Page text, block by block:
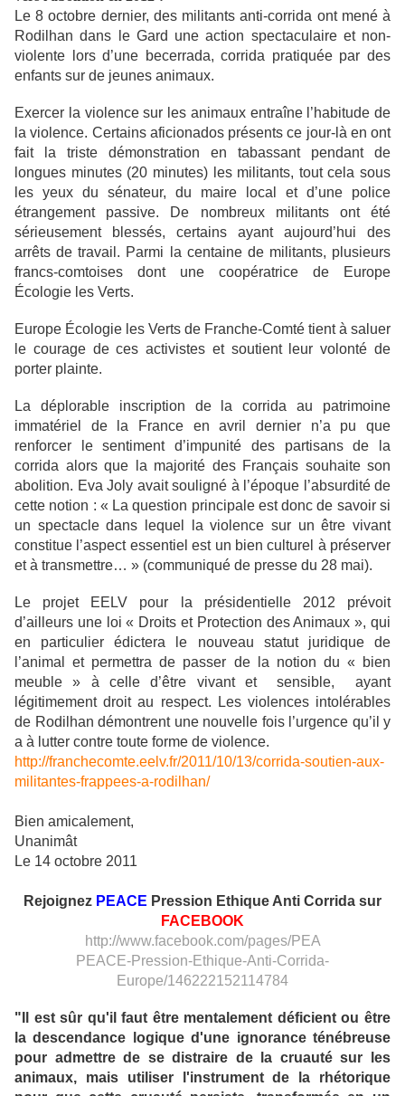
Le 8 octobre dernier, des militants anti-corrida ont mené à
Rodilhan dans le Gard une action spectaculaire et non-
violente lors d’une becerrada, corrida pratiquée par des
enfants sur de jeunes animaux.
Exercer la violence sur les animaux entraîne l’habitude de
la violence. Certains aficionados présents ce jour-là en ont
fait la triste démonstration en tabassant pendant de
longues minutes (20 minutes) les militants, tout cela sous
les yeux du sénateur, du maire local et d’une police
étrangement passive. De nombreux militants ont été
sérieusement blessés, certains ayant aujourd’hui des
arrêts de travail. Parmi la centaine de militants, plusieurs
francs-comtoises dont une coopératrice de Europe
Écologie les Verts.
Europe Écologie les Verts de Franche-Comté tient à saluer
le courage de ces activistes et soutient leur volonté de
porter plainte.
La déplorable inscription de la corrida au patrimoine
immatériel de la France en avril dernier n’a pu que
renforcer le sentiment d’impunité des partisans de la
corrida alors que la majorité des Français souhaite son
abolition. Eva Joly avait souligné à l’époque l’absurdité de
cette notion : « La question principale est donc de savoir si
un spectacle dans lequel la violence sur un être vivant
constitue l’aspect essentiel est un bien culturel à préserver
et à transmettre… » (communiqué de presse du 28 mai).
Le projet EELV pour la présidentielle 2012 prévoit
d’ailleurs une loi « Droits et Protection des Animaux », qui
en particulier édictera le nouveau statut juridique de
l’animal et permettra de passer de la notion du « bien
meuble » à celle d’être vivant et sensible, ayant
légitimement droit au respect. Les violences intolérables
de Rodilhan démontrent une nouvelle fois l’urgence qu’il y
a à lutter contre toute forme de violence.
http://franchecomte.eelv.fr/2011/10/13/corrida-soutien-aux-
militantes-frappees-a-rodilhan/
Bien amicalement,
Unanimât
Le 14 octobre 2011
Rejoignez PEACE Pression Ethique Anti Corrida sur
FACEBOOK
http://www.facebook.com/pages/PEA
PEACE-Pression-Ethique-Anti-Corrida-
Europe/146222152114784
"Il est sûr qu'il faut être mentalement déficient ou être
la descendance logique d'une ignorance ténébreuse
pour admettre de se distraire de la cruauté sur les
animaux, mais utiliser l'instrument de la rhétorique